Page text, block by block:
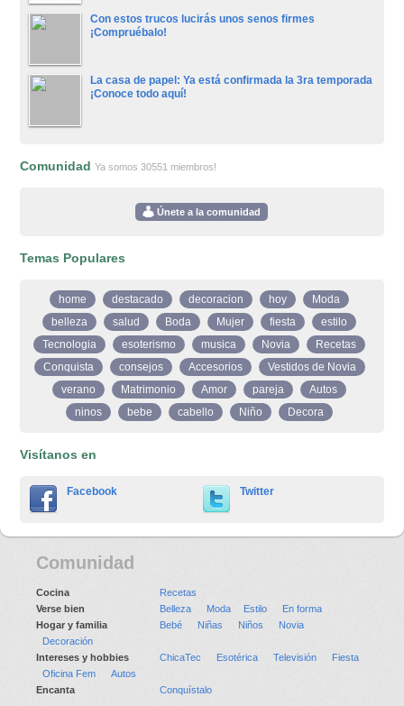
Con estos trucos lucirás unos senos firmes
¡Compruébalo!
La casa de papel: Ya está confirmada la 3ra temporada
¡Conoce todo aquí!
ComunidadYa somos 30551 miembros!
Únete a la comunidad
Temas Populares
home destacado decoracion hoy
Moda
belleza
salud Boda Mujer fiesta
estilo
Tecnologia
esoterismo musica Novia
Recetas
Conquista
consejos Accesorios
Vestidos de Novia
verano
Matrimonio Amor pareja
Autos
ninos
bebe cabello Niño Decora
Visítanos en
Facebook Twitter
Comunidad
Cocina
Recetas
Verse bien
Belleza Moda Estilo
En forma
Hogar y familia
Bebé Niñas Niños
Novia
Decoración
Intereses y hobbies
ChicaTec Esotérica Televisión
Fiesta
Oficina Fem
Autos
Encanta
Conquístalo